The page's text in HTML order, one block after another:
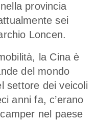
provincia
sei
Loncen.
la Cina è
del mondo
settore dei veicoli
anni fa, c’erano
nel paese